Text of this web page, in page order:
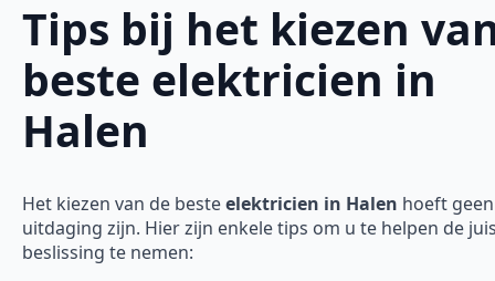
Tips bij het kiezen
beste elektricien in
Halen
Het kiezen van de besteelektricien in Halen hoeft geen
uitdaging zijn. Hier zijn enkele tips om u te helpen de
beslissing te nemen: